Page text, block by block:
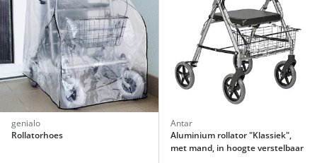
genialo
Rollatorhoes
Antar
Aluminium rollator "Klassiek",
met mand, in hoogte verstelbaar